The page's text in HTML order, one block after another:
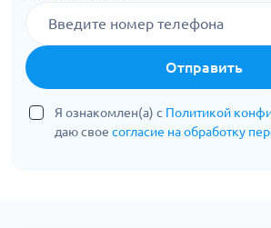
Отправить
Я ознакомлен(а) с Политикой
даю свое согласие на обработку